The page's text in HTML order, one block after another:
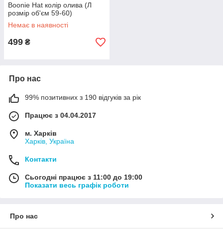
Boonie Hat колір олива (Л
розмір об'єм 59-60)
Немає в наявності
499 ₴
Про нас
99% позитивних з 190 відгуків за рік
Працює з 04.04.2017
м. Харків
Харків, Україна
Контакти
Сьогодні працює з 11:00 до 19:00
Показати весь графік роботи
Про нас